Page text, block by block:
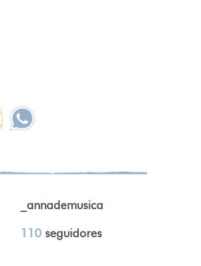
_annademusica
110 seguidores